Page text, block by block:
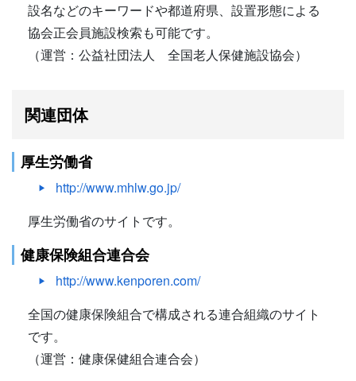
設名などのキーワードや都道府県、設置形態による
協会正会員施設検索も可能です。
（運営：公益社団法人 全国老人保健施設協会）
関連団体
厚生労働省
http://www.mhlw.go.jp/
厚生労働省のサイトです。
健康保険組合連合会
http://www.kenporen.com/
全国の健康保険組合で構成される連合組織のサイト
です。
（運営：健康保健組合連合会）